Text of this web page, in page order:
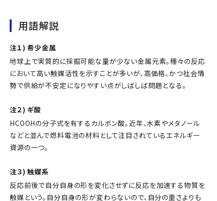
用語解説
注１) 希少金属
地球上で実質的に採掘可能な量が少ない金属元素。種々の反応
において高い触媒活性を示すことが多いが、高価格、かつ社会情
勢で供給が不安定になりやすい点がしばしば問題となる。
注２) ギ酸
HCOOHの分子式を有するカルボン酸。近年、水素やメタノール
などと並んで燃料電池の材料として注目されているエネルギー
資源の一つ。
注３) 触媒系
反応前後で自分自身の形を変化させずに反応を加速する物質を
触媒という。自分自身の形が変わらないので、自分の重さよりも